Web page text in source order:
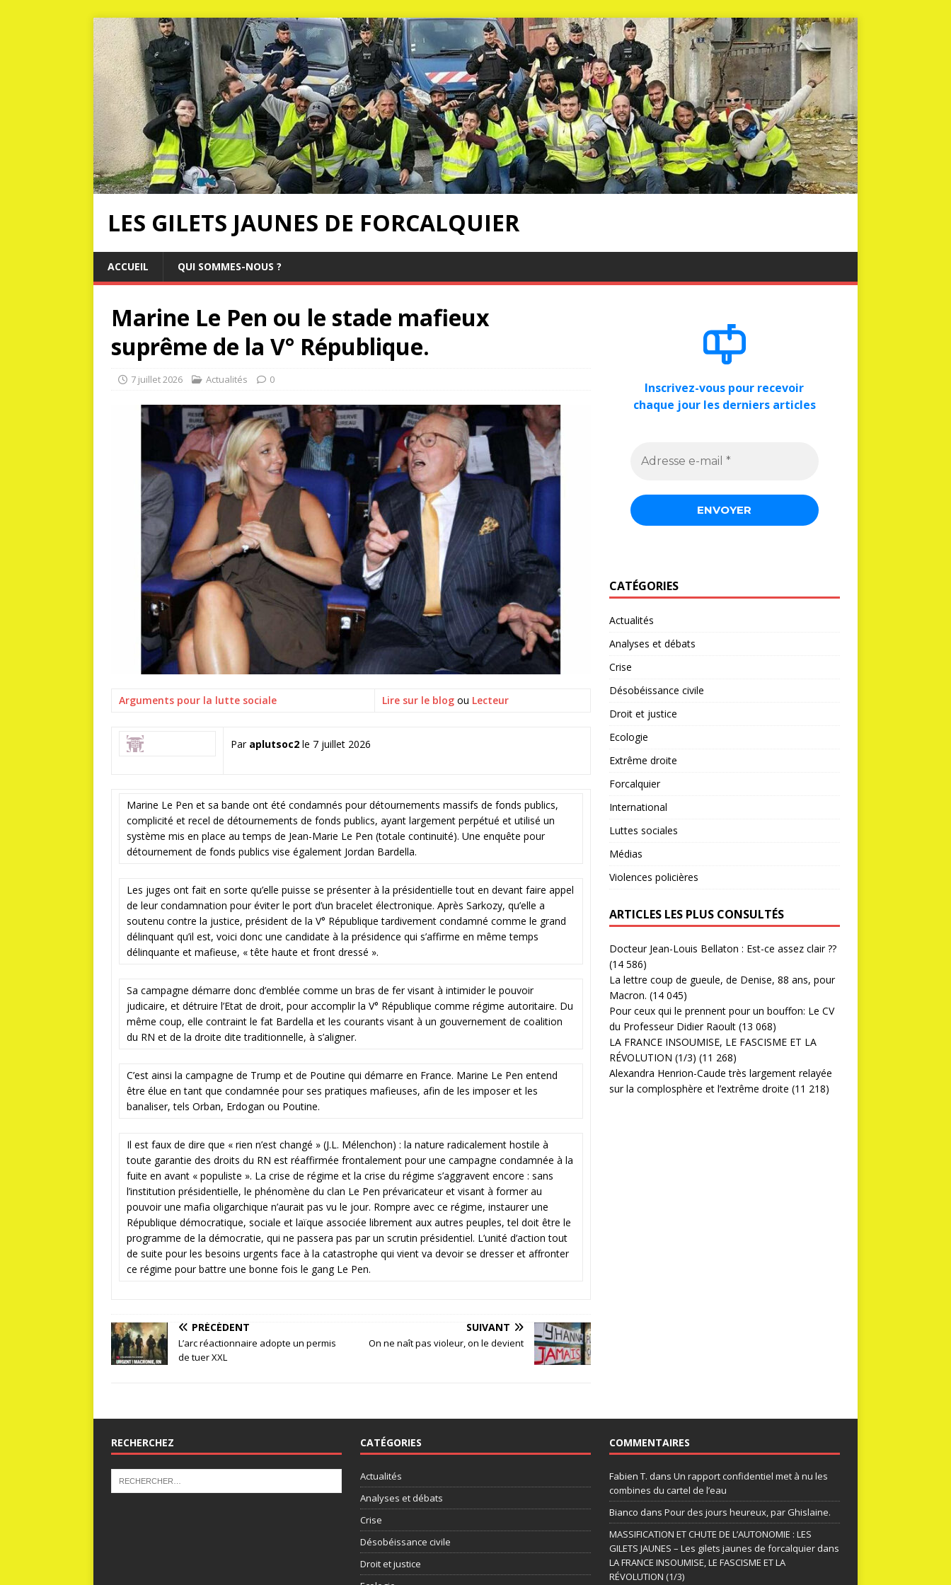
LES GILETS JAUNES DE FORCALQUIER
ACCUEIL QUI SOMMES-NOUS ?
Marine Le Pen ou le stade mafieux
suprême de la V° République.
7 juillet 2026 Actualités 0
Arguments pour la lutte sociale Lire sur le blog ou Lecteur
Par aplutsoc2 le 7 juillet 2026
Marine Le Pen et sa bande ont été condamnés pour détournements massifs de fonds publics,
complicité et recel de détournements de fonds publics, ayant largement perpétué et utilisé un
système mis en place au temps de Jean-Marie Le Pen (totale continuité). Une enquête pour
détournement de fonds publics vise également Jordan Bardella.
Les juges ont fait en sorte qu’elle puisse se présenter à la présidentielle tout en devant faire appel
de leur condamnation pour éviter le port d’un bracelet électronique. Après Sarkozy, qu’elle a
soutenu contre la justice, président de la V° République tardivement condamné comme le grand
délinquant qu’il est, voici donc une candidate à la présidence qui s’affirme en même temps
délinquante et mafieuse, « tête haute et front dressé ».
Sa campagne démarre donc d’emblée comme un bras de fer visant à intimider le pouvoir
judicaire, et détruire l’Etat de droit, pour accomplir la V° République comme régime autoritaire. Du
même coup, elle contraint le fat Bardella et les courants visant à un gouvernement de coalition
du RN et de la droite dite traditionnelle, à s’aligner.
C’est ainsi la campagne de Trump et de Poutine qui démarre en France. Marine Le Pen entend
être élue en tant que condamnée pour ses pratiques mafieuses, afin de les imposer et les
banaliser, tels Orban, Erdogan ou Poutine.
Il est faux de dire que « rien n’est changé » (J.L. Mélenchon) : la nature radicalement hostile à
toute garantie des droits du RN est réaffirmée frontalement pour une campagne condamnée à la
fuite en avant « populiste ». La crise de régime et la crise du régime s’aggravent encore : sans
l’institution présidentielle, le phénomène du clan Le Pen prévaricateur et visant à former au
pouvoir une mafia oligarchique n’aurait pas vu le jour. Rompre avec ce régime, instaurer une
République démocratique, sociale et laïque associée librement aux autres peuples, tel doit être le
programme de la démocratie, qui ne passera pas par un scrutin présidentiel. L’unité d’action tout
de suite pour les besoins urgents face à la catastrophe qui vient va devoir se dresser et affronter
ce régime pour battre une bonne fois le gang Le Pen.
PRÉCÉDENT
L’arc réactionnaire adopte un permis
de tuer XXL
SUIVANT
On ne naît pas violeur, on le devient
Inscrivez-vous pour recevoir
chaque jour les derniers articles
CATÉGORIES
Actualités
Analyses et débats
Crise
Désobéissance civile
Droit et justice
Ecologie
Extrême droite
Forcalquier
International
Luttes sociales
Médias
Violences policières
ARTICLES LES PLUS CONSULTÉS
Docteur Jean-Louis Bellaton : Est-ce assez clair ??
(14 586)
La lettre coup de gueule, de Denise, 88 ans, pour
Macron. (14 045)
Pour ceux qui le prennent pour un bouffon: Le CV
du Professeur Didier Raoult (13 068)
LA FRANCE INSOUMISE, LE FASCISME ET LA
RÉVOLUTION (1/3) (11 268)
Alexandra Henrion-Caude très largement relayée
sur la complosphère et l’extrême droite (11 218)
RECHERCHEZ CATÉGORIES
Actualités
Analyses et débats
Crise
Désobéissance civile
Droit et justice
COMMENTAIRES
Fabien T. dans Un rapport confidentiel met à nu les
combines du cartel de l’eau
Bianco dans Pour des jours heureux, par Ghislaine.
MASSIFICATION ET CHUTE DE L’AUTONOMIE : LES
GILETS JAUNES – Les gilets jaunes de forcalquierdans
LA FRANCE INSOUMISE, LE FASCISME ET LA
RÉVOLUTION (1/3)